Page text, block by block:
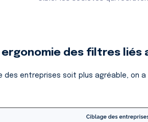
ergonomie des filtres liés
des entreprises soit plus agréable, on